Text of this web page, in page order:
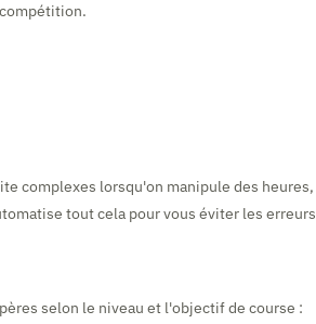
complexes lorsqu'on manipule des heures,
tout cela pour vous éviter les erreurs
selon le niveau et l'objectif de course :